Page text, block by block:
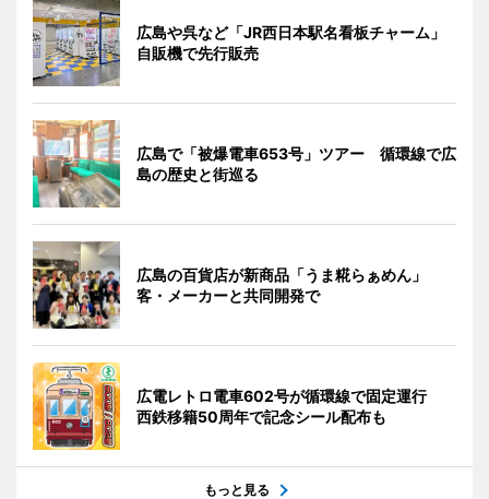
広島や呉など「JR西日本駅名看板チャーム」
自販機で先行販売
広島で「被爆電車653号」ツアー 循環線で広
島の歴史と街巡る
広島の百貨店が新商品「うま糀らぁめん」
客・メーカーと共同開発で
広電レトロ電車602号が循環線で固定運行
西鉄移籍50周年で記念シール配布も
もっと見る